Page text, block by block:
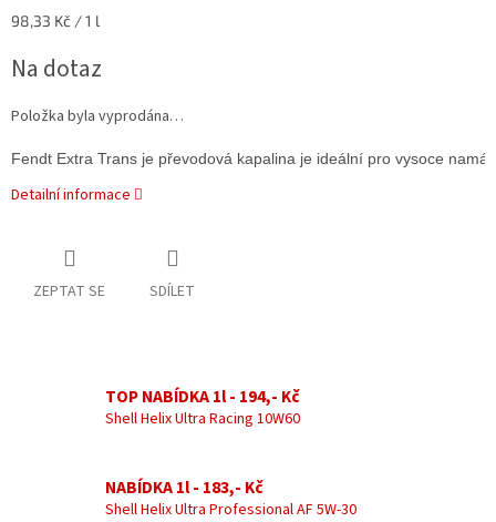
Měrná
98,33 Kč / 1 l
Na dotaz
Položka byla vyprodána…
Fendt Extra Trans je převodová kapalina je ideální pro vysoce
Detailní informace
ZEPTAT SE SDÍLET
TOP NABÍDKA 1l - 194,- Kč
Shell Helix Ultra Racing 10W60
NABÍDKA 1l - 183,- Kč
Shell Helix Ultra Professional AF 5W-30